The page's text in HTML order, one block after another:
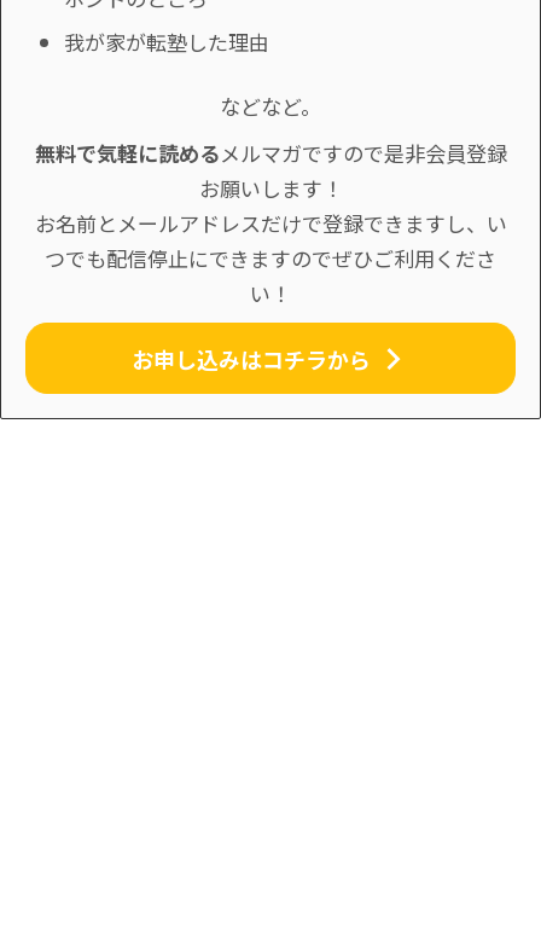
我が家が転塾した理由
などなど。
無料で気軽に読めるメルマガですので是非会員登録
お願いします！
お名前とメールアドレスだけで登録できますし、い
つでも配信停止にできますのでぜひご利用くださ
い！
お申し込みはコチラから